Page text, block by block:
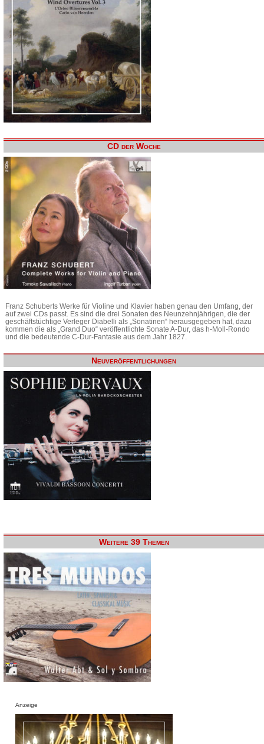
CD der Woche
Franz Schuberts Werke für Violine und Klavier haben genau den Umfang, der
auf zwei CDs passt. Es sind die drei Sonaten des Neunzehnjährigen, die der
geschäftstüchtige Verleger Diabelli als „Sonatinen“ herausgegeben hat, dazu
kommen die als „Grand Duo“ veröffentlichte Sonate A-Dur, das h-Moll-Rondo
und die bedeutende C-Dur-Fantasie aus dem Jahr 1827.
Neuveröffentlichungen
Weitere 39 Themen
Anzeige